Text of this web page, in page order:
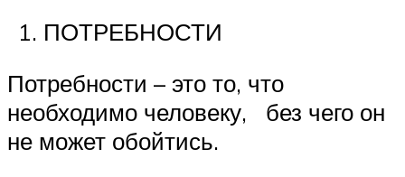
ПОТРЕБНОСТИ
Потребности – это то, что
необходимо человеку, без чего он
не может обойтись.